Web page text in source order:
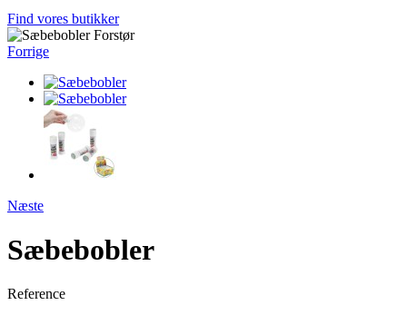
Find vores butikker
Forstør
Forrige
Næste
Sæbebobler
Reference